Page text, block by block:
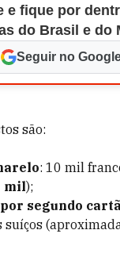
e fique por
do Brasil e do
Seguir no
são:
: 10 mil
mil);
segundo
suíços